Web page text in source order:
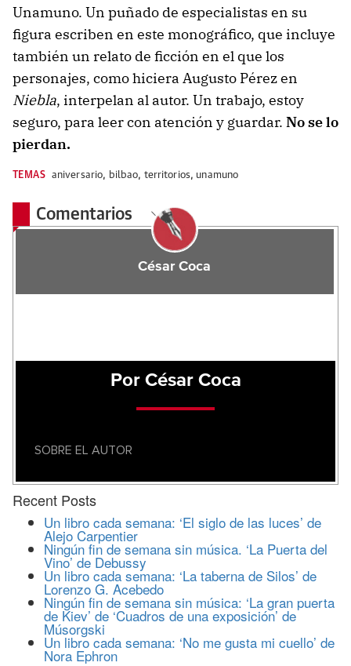
Unamuno. Un puñado de especialistas en su
figura escriben en este monográfico, que incluye
también un relato de ficción en el que los
personajes, como hiciera Augusto Pérez en
Niebla, interpelan al autor. Un trabajo, estoy
seguro, para leer con atención y guardar. No se lo
pierdan.
TEMAS aniversario, bilbao, territorios, unamuno
Comentarios
César Coca
Por César Coca
SOBRE EL AUTOR
Recent Posts
Un libro cada semana: ‘El siglo de las luces’ de
Alejo Carpentier
Ningún fin de semana sin música. ‘La Puerta del
Vino’ de Debussy
Un libro cada semana: ‘La taberna de Silos’ de
Lorenzo G. Acebedo
Ningún fin de semana sin música: ‘La gran puerta
de Kiev’ de ‘Cuadros de una exposición’ de
Músorgski
Un libro cada semana: ‘No me gusta mi cuello’ de
Nora Ephron